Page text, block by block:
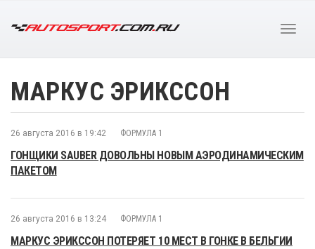
МАРКУС ЭРИКССОН
26 августа 2016 в 19:42 ФОРМУЛА 1
ГОНЩИКИ SAUBER ДОВОЛЬНЫ НОВЫМ АЭРОДИНАМИЧЕСКИМ
ПАКЕТОМ
26 августа 2016 в 13:24 ФОРМУЛА 1
МАРКУС ЭРИКССОН ПОТЕРЯЕТ 10 МЕСТ В ГОНКЕ В БЕЛЬГИИ